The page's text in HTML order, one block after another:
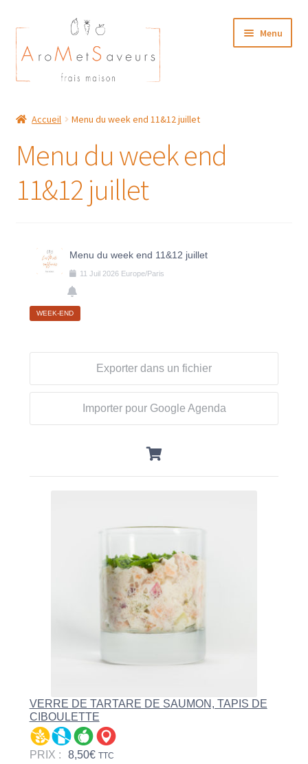
Aller
à
la
navigation
Aller
au
contenu
Menu
Accueil Menu du week end 11&12 juillet
Menu du week end
11&12 juillet
Menu du week end 11&12 juillet
11 Juil 2026 Europe/Paris
WEEK-END
Exporter dans un fichier
Importer pour Google Agenda
VERRE DE TARTARE DE SAUMON, TAPIS DE
CIBOULETTE
PRIX : 8,50€ TTC